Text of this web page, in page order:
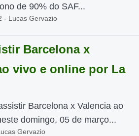
de 90% do SAF...
- Lucas Gervazio
Barcelona x
vivo e online por La
Barcelona x Valencia ao
domingo, 05 de março...
Gervazio